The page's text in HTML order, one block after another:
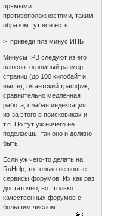
прямыми
противоположностями, таким
образом тут все есть.
> приведи плз минус ИПБ
Минусы IPB следуют из его
плюсов: огромный размер
страниц (до 100 килобайт и
выше), гигантский траффик,
сравнительно медленная
работа, слабая индексация
из-за этого в поисковиках и
т.п. Но тут уж ничего не
поделаешь, так оно и должно
быть.
Если уж чего-то делать на
RuHelp, то только не новые
сервисы форумов. Их как раз
достаточно, вот только
качественных форумов с
большим числом